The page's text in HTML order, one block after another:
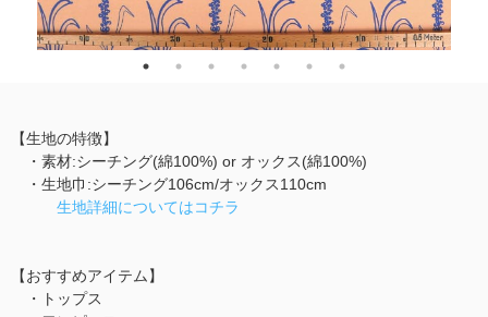
【生地の特徴】
・素材:シーチング(綿100%) or オックス(綿100%)
・生地巾:シーチング106cm/オックス110cm
生地詳細についてはコチラ
【おすすめアイテム】
・トップス